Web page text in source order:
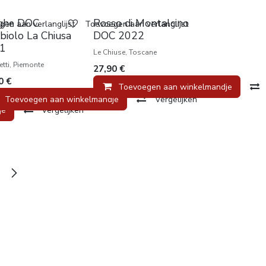
Vergelijken
Laatste!
DOC
La Chiusa
Piemonte
€
Toevoegen aan winkelmandje Vergelijken
aan verlanglijst Favoriet
Rosso di Montalcino
DOC 2022
Le Chiuse, Toscane
27,90€
Toevoegen aan winkelmandje
Toevoegen aan verlanglijst